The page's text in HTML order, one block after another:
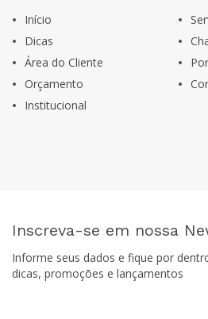
Início
Dicas
Área do Cliente
Orçamento
Institucional
Inscreva-se em nossa
Informe seus dados e fique por
dicas, promoções e lançamentos